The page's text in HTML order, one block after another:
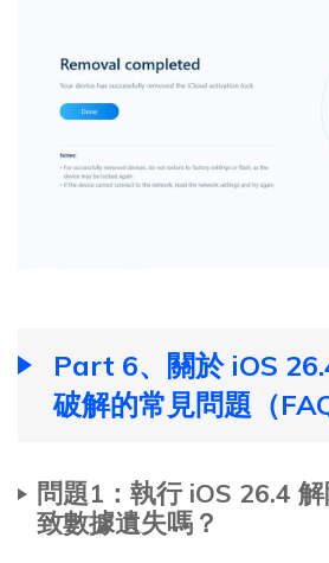
Part 6、關於 iOS
破解的常見問題（FAQ
問題1：執行 iOS 26.4
致數據遺失嗎？